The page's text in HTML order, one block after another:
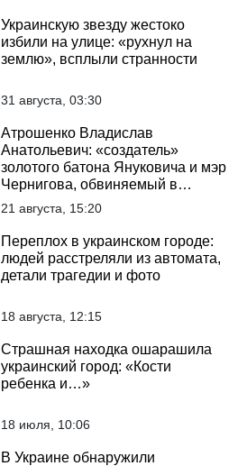
Украинскую звезду жестоко
избили на улице: «рухнул на
землю», всплыли странности
31 августа, 03:30
Атрошенко Владислав
Анатольевич: «создатель»
золотого батона Януковича и мэр
Чернигова, обвиняемый в
тройном убийстве
21 августа, 15:20
Переплох в украинском городе:
людей расстреляли из автомата,
детали трагедии и фото
18 августа, 12:15
Страшная находка ошарашила
украинский город: «Кости
ребенка и…»
18 июля, 10:06
В Украине обнаружили